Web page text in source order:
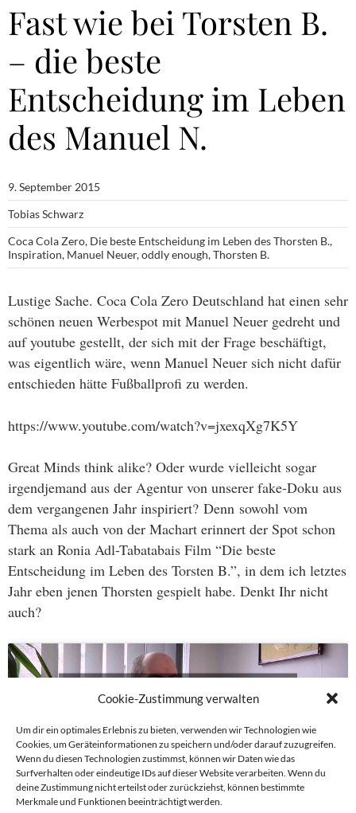
Cookie-Zustimmung verwalten
Um dir ein optimales Erlebnis zu bieten, verwenden wir Technologien wie
Cookies, um Geräteinformationen zu speichern und/oder darauf zuzugreifen.
Wenn du diesen Technologien zustimmst, können wir Daten wie das
Surfverhalten oder eindeutige IDs auf dieser Website verarbeiten. Wenn du
deine Zustimmung nicht erteilst oder zurückziehst, können bestimmte
Merkmale und Funktionen beeinträchtigt werden.
Fast wie bei Torsten B.
– die beste
Entscheidung im Leben
des Manuel N.
9. September 2015
Tobias Schwarz
Coca Cola Zero, Die beste Entscheidung im Leben des Thorsten B.,
Inspiration, Manuel Neuer,oddly enough,Thorsten B.
Lustige Sache. Coca Cola Zero Deutschland hat einen sehr
schönen neuen Werbespot mit Manuel Neuer gedreht und
auf youtube gestellt, der sich mit der Frage beschäftigt,
was eigentlich wäre, wenn Manuel Neuer sich nicht dafür
entschieden hätte Fußballprofi zu werden.
https://www.youtube.com/watch?v=jxexqXg7K5Y
Great Minds think alike? Oder wurde vielleicht sogar
irgendjemand aus der Agentur von unserer fake-Doku aus
dem vergangenen Jahr inspiriert? Denn sowohl vom
Thema als auch von der Machart erinnert der Spot schon
stark an Ronia Adl-Tabatabais Film “Die beste
Entscheidung im Leben des Torsten B.”, in dem ich letztes
Jahr eben jenen Thorsten gespielt habe. Denkt Ihr nicht
auch?
Klicke hier, um
für Youtube-Videos) zu
akzeptieren und diesen
Inhalt zu aktivieren